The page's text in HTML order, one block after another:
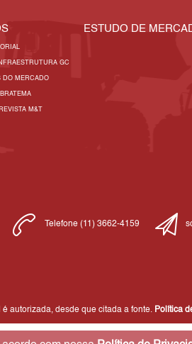
GC
DO MERCADO
M&T
ESTUDO DE
Telefone (11) 3662-4159
autorizada, desde que citada a fonte. Política